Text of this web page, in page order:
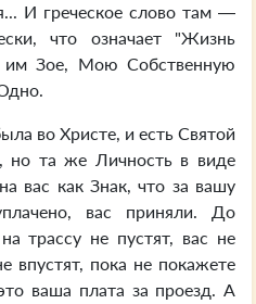
И греческое слово там —
что означает "Жизнь
Зое, Мою Собственную
во Христе, и есть Святой
но та же Личность в виде
вас как Знак, что за вашу
вас приняли. До
трассу не пустят, вас не
впустят, пока не покажете
ваша плата за проезд. А